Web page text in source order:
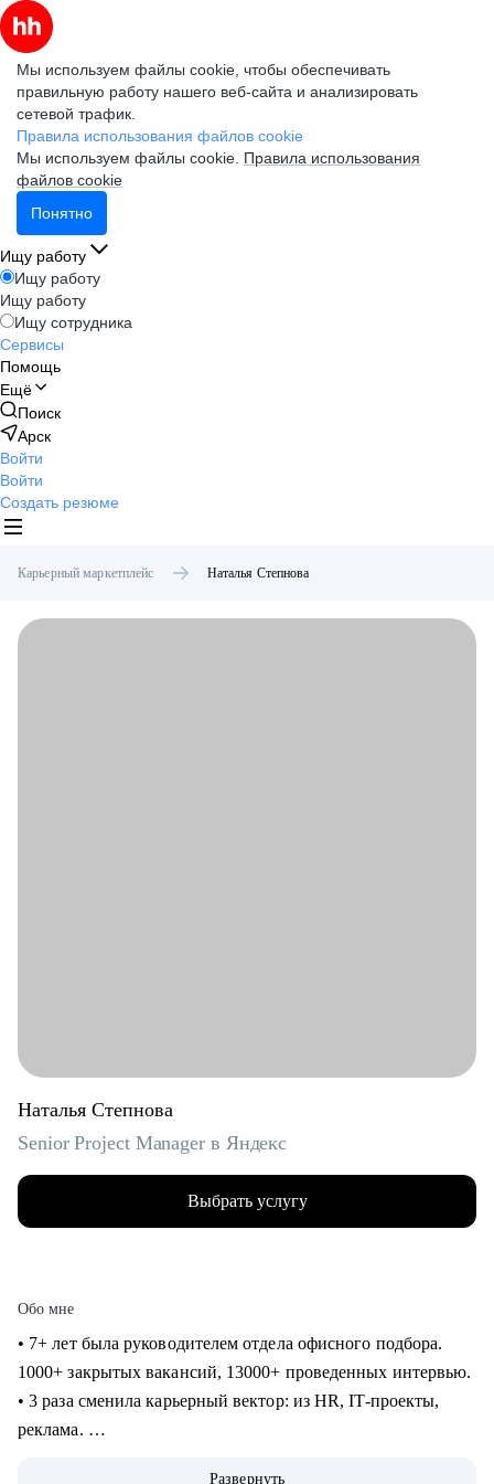
Мы используем файлы cookie, чтобы обеспечивать
правильную работу нашего веб-сайта и анализировать
сетевой трафик.
Правила использования файлов cookie
Мы используем файлы cookie. Правила использования
файлов cookie
Понятно
Ищу работу
Ищу работу
Ищу работу
Ищу сотрудника
Сервисы
Помощь
Ещё
Поиск
Арск
Войти
Войти
Создать резюме
Карьерный маркетплейс Наталья Степнова
Наталья Степнова
Senior Project Manager в Яндекс
Выбрать услугу
Обо мне
• 7+ лет была руководителем отдела офисного подбора.
1000+ закрытых вакансий, 13000+ проведенных интервью.
• 3 раза сменила карьерный вектор: из HR, IT-проекты,
реклама.
Развернуть